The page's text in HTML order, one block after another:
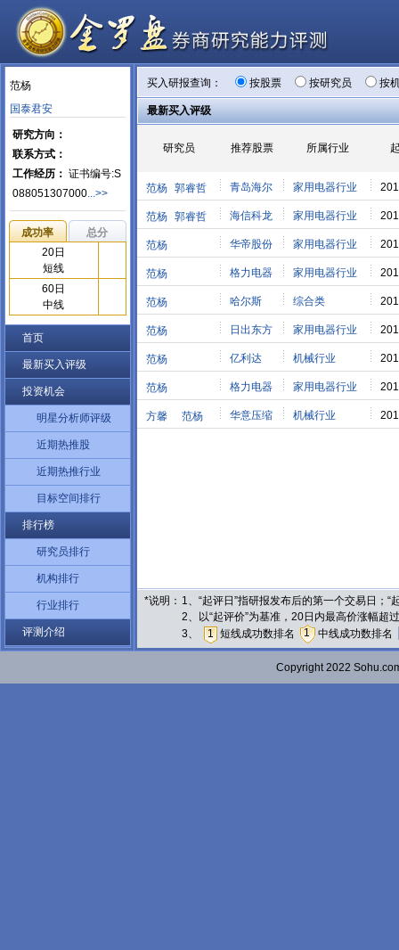
范杨
国泰君安
研究方向：
联系方式：
工作经历： 证书编号:S
088051307000...>>
成功率
总分
20日
短线
60日
中线
首页
最新买入评级
投资机会
明星分析师评级
近期热推股
近期热推行业
目标空间排行
排行榜
研究员排行
机构排行
行业排行
评测介绍
买入研报查询： 按股票 按研究员 按
最新买入评级
研究员 推荐股票 所属行业
范杨 郭睿哲 青岛海尔 家用电器行业
范杨 郭睿哲 海信科龙 家用电器行业
范杨 华帝股份 家用电器行业
范杨 格力电器 家用电器行业
范杨 哈尔斯 综合类
范杨 日出东方 家用电器行业
范杨 亿利达 机械行业
范杨 格力电器 家用电器行业
方馨 范杨 华意压缩 机械行业
*说明： 1、“起评日”指研报发布后的第一个交易日；
2、以“起评价”为基准，20日内最高价涨幅
3、
1 短线成功数排名 1 中线成功数排名
Copyright 2022